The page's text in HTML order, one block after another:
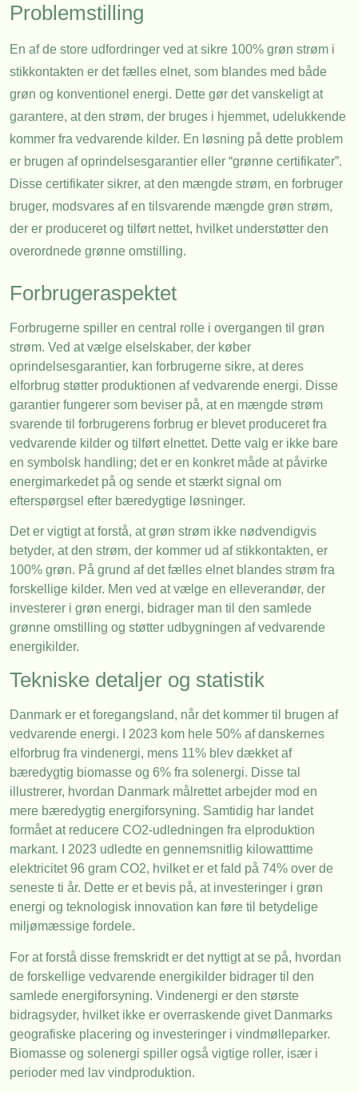
Problemstilling
En af de store udfordringer ved at sikre 100% grøn strøm i
stikkontakten er det fælles elnet, som blandes med både
grøn og konventionel energi. Dette gør det vanskeligt at
garantere, at den strøm, der bruges i hjemmet, udelukkende
kommer fra vedvarende kilder. En løsning på dette problem
er brugen af oprindelsesgarantier eller “grønne certifikater”.
Disse certifikater sikrer, at den mængde strøm, en forbruger
bruger, modsvares af en tilsvarende mængde grøn strøm,
der er produceret og tilført nettet, hvilket understøtter den
overordnede grønne omstilling.
Forbrugeraspektet
Forbrugerne spiller en central rolle i overgangen til grøn
strøm. Ved at vælge elselskaber, der køber
oprindelsesgarantier, kan forbrugerne sikre, at deres
elforbrug støtter produktionen af vedvarende energi. Disse
garantier fungerer som beviser på, at en mængde strøm
svarende til forbrugerens forbrug er blevet produceret fra
vedvarende kilder og tilført elnettet. Dette valg er ikke bare
en symbolsk handling; det er en konkret måde at påvirke
energimarkedet på og sende et stærkt signal om
efterspørgsel efter bæredygtige løsninger.
Det er vigtigt at forstå, at grøn strøm ikke nødvendigvis
betyder, at den strøm, der kommer ud af stikkontakten, er
100% grøn. På grund af det fælles elnet blandes strøm fra
forskellige kilder. Men ved at vælge en elleverandør, der
investerer i grøn energi, bidrager man til den samlede
grønne omstilling og støtter udbygningen af vedvarende
energikilder.
Tekniske detaljer og statistik
Danmark er et foregangsland, når det kommer til brugen af
vedvarende energi. I 2023 kom hele 50% af danskernes
elforbrug fra vindenergi, mens 11% blev dækket af
bæredygtig biomasse og 6% fra solenergi. Disse tal
illustrerer, hvordan Danmark målrettet arbejder mod en
mere bæredygtig energiforsyning. Samtidig har landet
formået at reducere CO2-udledningen fra elproduktion
markant. I 2023 udledte en gennemsnitlig kilowatttime
elektricitet 96 gram CO2, hvilket er et fald på 74% over de
seneste ti år. Dette er et bevis på, at investeringer i grøn
energi og teknologisk innovation kan føre til betydelige
miljømæssige fordele.
For at forstå disse fremskridt er det nyttigt at se på, hvordan
de forskellige vedvarende energikilder bidrager til den
samlede energiforsyning. Vindenergi er den største
bidragsyder, hvilket ikke er overraskende givet Danmarks
geografiske placering og investeringer i vindmølleparker.
Biomasse og solenergi spiller også vigtige roller, især i
perioder med lav vindproduktion.